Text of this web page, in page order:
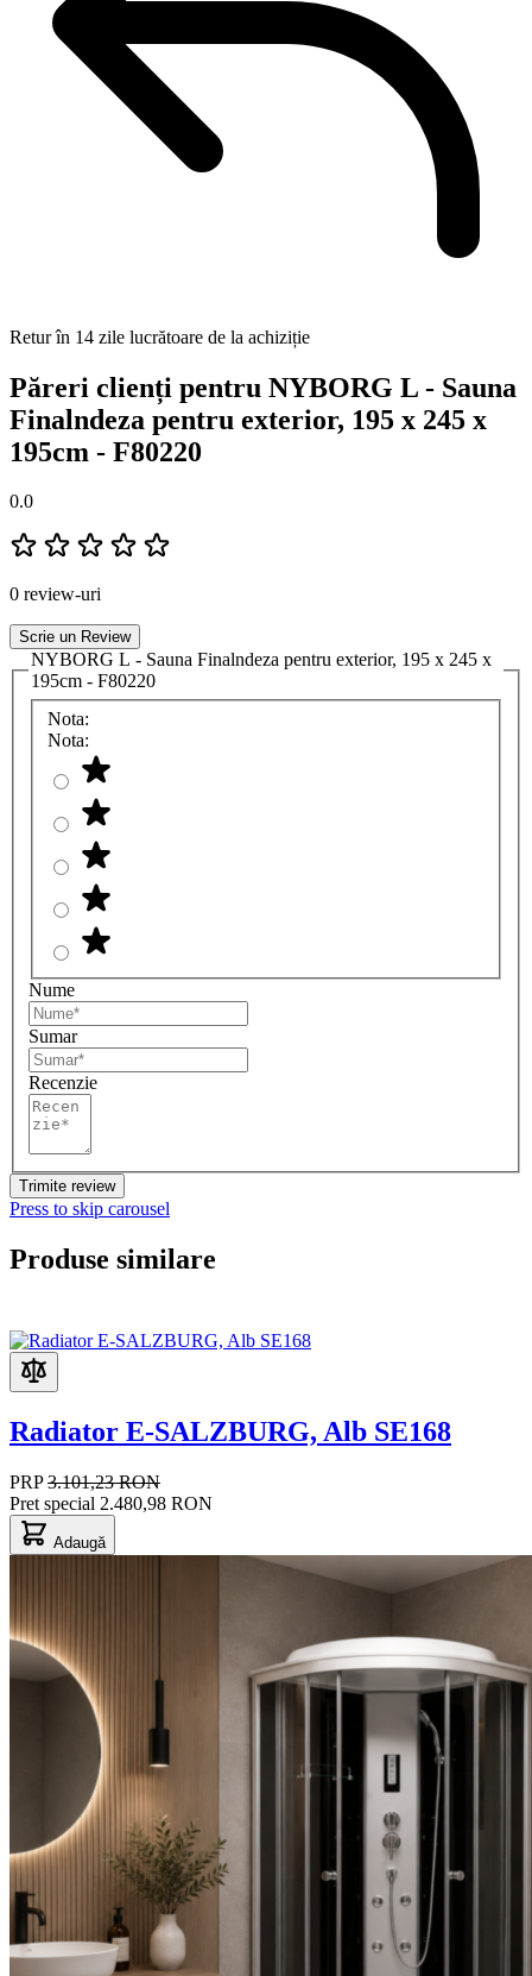
Retur în 14 zile lucrătoare de la achiziție
Păreri clienți pentru NYBORG L - Sauna
Finalndeza pentru exterior, 195 x 245 x
195cm - F80220
0.0
0 review-uri
Scrie un Review
NYBORG L - Sauna Finalndeza pentru exterior, 195 x 245 x
195cm - F80220
Nota:
Nota:
Nume
Sumar
Recenzie
Trimite review
Press to skip carousel
Produse similare
Radiator E-SALZBURG, Alb SE168
PRP 3.101,23 RON
Pret special 2.480,98 RON
Adaugă